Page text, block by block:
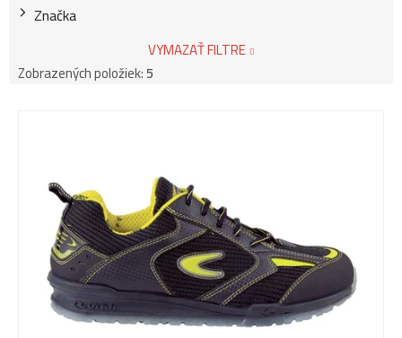
Značka
VYMAZAŤ FILTRE
Zobrazených položiek:5